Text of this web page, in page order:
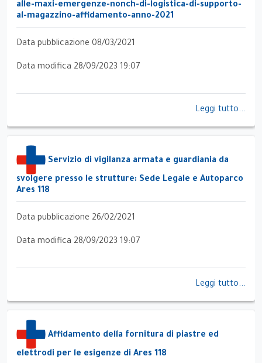
alle-maxi-emergenze-nonch-di-logistica-di-supporto-
al-magazzino-affidamento-anno-2021
Data pubblicazione 08/03/2021
Data modifica 28/09/2023 19:07
Leggi tutto...
Servizio di vigilanza armata e guardiania da
svolgere presso le strutture: Sede Legale e Autoparco
Ares 118
Data pubblicazione 26/02/2021
Data modifica 28/09/2023 19:07
Leggi tutto...
Affidamento della fornitura di piastre ed
elettrodi per le esigenze di Ares 118